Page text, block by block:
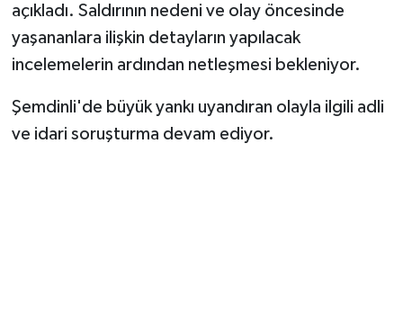
açıkladı. Saldırının nedeni ve olay öncesinde
yaşananlara ilişkin detayların yapılacak
incelemelerin ardından netleşmesi bekleniyor.
Şemdinli'de büyük yankı uyandıran olayla ilgili adli
ve idari soruşturma devam ediyor.